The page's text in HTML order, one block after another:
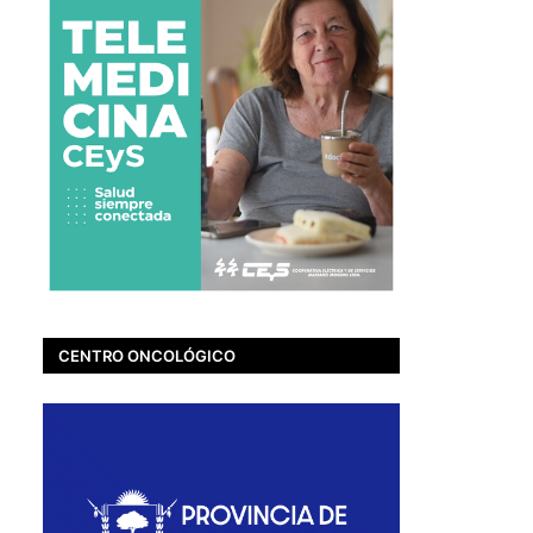
CENTRO ONCOLÓGICO